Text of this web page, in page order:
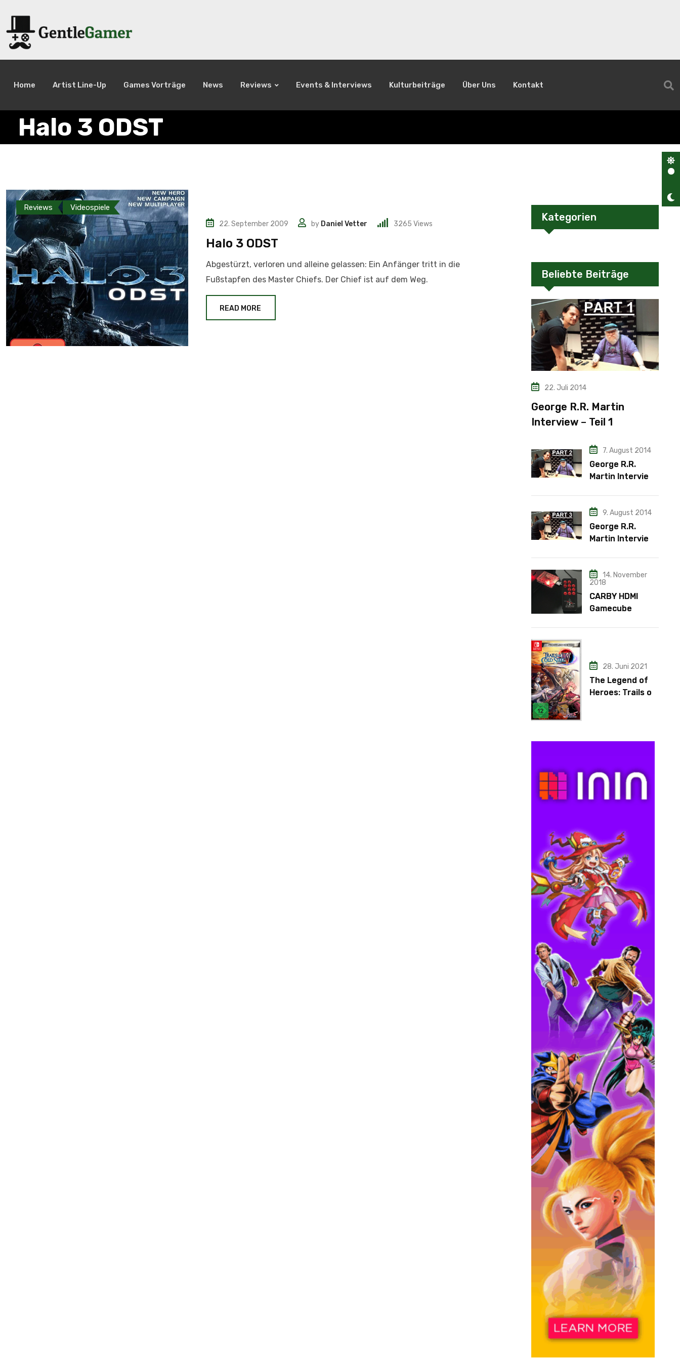
Home Artist Line-Up Games Vorträge News Reviews Events & Interviews Kulturbeiträge Über Uns Kontakt
Halo 3 ODST
Reviews Videospiele
22. September 2009 by Daniel Vetter 3265 Views
Halo 3 ODST
Abgestürzt, verloren und alleine gelassen: Ein Anfänger tritt in die
Fußstapfen des Master Chiefs. Der Chief ist auf dem Weg.
READ MORE
Kategorien
Beliebte Beiträge
22. Juli 2014
George R.R. Martin
Interview – Teil 1
7. August 2014
George R.R.
Martin Interview
9. August 2014
George R.R.
Martin Interview
14. November
2018
CARBY HDMI
Gamecube
28. Juni 2021
The Legend of
Heroes: Trails of